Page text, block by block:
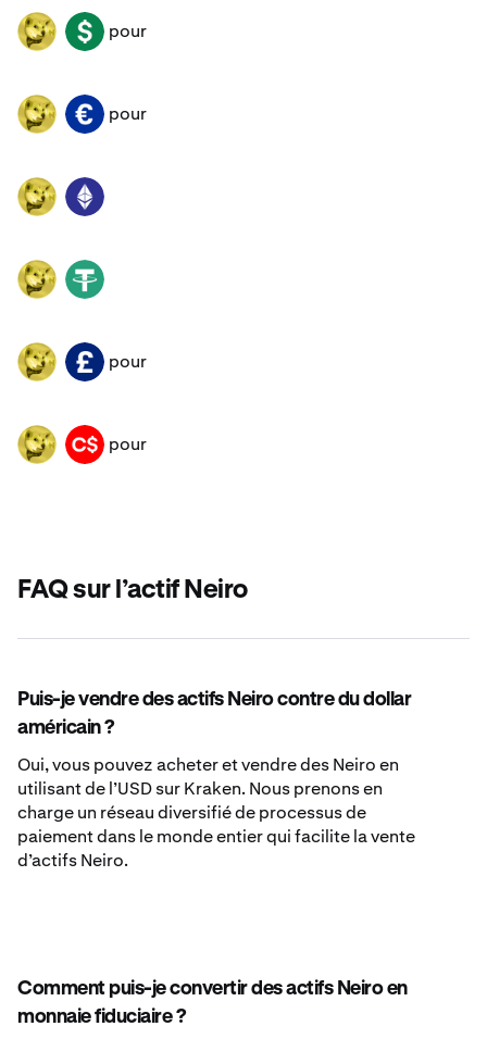
NEIRO USD pour
NEIRO EUR pour
NEIRO ETH
NEIRO USDT
NEIRO GBP pour
NEIRO CAD pour
FAQ sur l’actif Neiro
Puis-je vendre des actifs Neiro contre du dollar
américain ?
Oui, vous pouvez acheter et vendre des Neiro en
utilisant de l’USD sur Kraken. Nous prenons en
charge un réseau diversifié de processus de
paiement dans le monde entier qui facilite la vente
d’actifs Neiro.
Comment puis-je convertir des actifs Neiro en
monnaie fiduciaire ?